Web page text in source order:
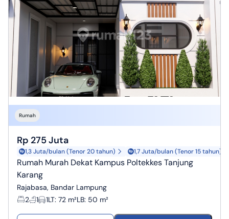
Rumah
Rp 275 Juta
1,3 Juta/bulan (Tenor 20 tahun) 1,7 Juta/bulan (Tenor 15 tahun)
Rumah Murah Dekat Kampus Poltekkes Tanjung
Karang
Rajabasa, Bandar Lampung
2
1 1LT: 72 m²LB: 50 m²